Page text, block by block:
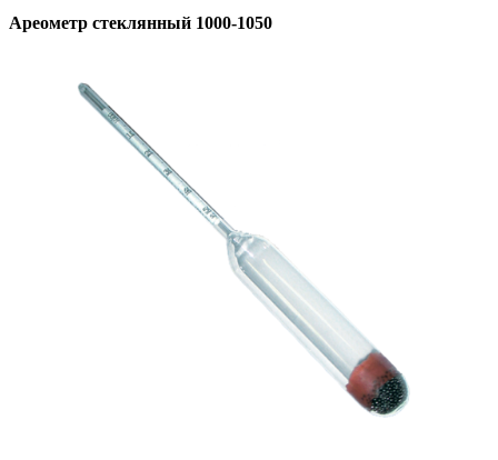
Ареометр стеклянный 1000-1050